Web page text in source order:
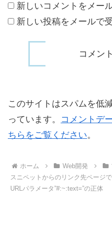
新しいコメントをメー
新しい投稿をメールで
このサイトはスパムを低
っています。 コメントデ
ちらをご覧ください。
ホーム Web開発
スニペットからのリンク先ページ
URLパラメータ”#:~:text=”の正体